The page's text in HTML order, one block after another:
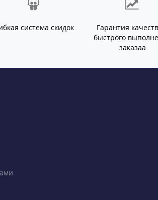
система скидок
Гарантия
быстрого
заказаа